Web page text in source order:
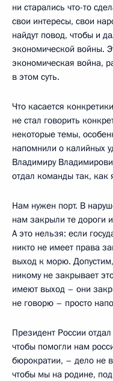
ни старались что-то
свои интересы, свои
найдут повод, чтобы и
экономической войны.
экономическая война,
в этом суть.
Что касается
не стал говорить
некоторые темы,
напомнили о калийных
Владимиру
отдал команды так, как
Нам нужен порт. В
нам закрыли те дороги
А это нельзя: если
никто не имеет права
выход к морю.
никому не закрывает
имеют выход – они
не говорю – просто
Президент России
чтобы помогли нам
бюрократии, – дело не
чтобы мы на родине,